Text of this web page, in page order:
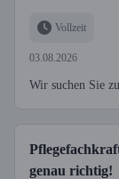
Vollzeit
03.08.2026
Wir suchen Sie
genau richtig!